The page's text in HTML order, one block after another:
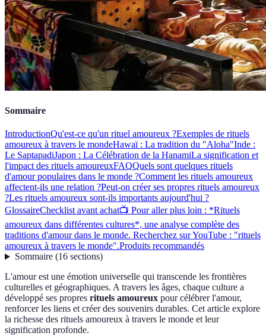
Sommaire
IntroductionQu'est-ce qu'un rituel amoureux ?Exemples de rituels
amoureux à travers le mondeHawaï : La tradition du "Aloha"Inde :
Le SaptapadiJapon : La Célébration de la HanamiLa signification et
l'impact des rituels amoureuxFAQQuels sont quelques rituels
d'amour populaires dans le monde ?Comment les rituels amoureux
affectent-ils une relation ?Peut-on créer ses propres rituels amoureux
?Les rituels amoureux sont-ils importants aujourd'hui ?
GlossaireChecklist avant achat📺 Pour aller plus loin : *Rituels
amoureux dans différentes cultures*, une analyse complète des
traditions d'amour dans le monde. Recherchez sur YouTube : "rituels
amoureux à travers le monde".Produits recommandés
Sommaire(16 sections)
L'amour est une émotion universelle qui transcende les frontières
culturelles et géographiques. A travers les âges, chaque culture a
développé ses propres rituels amoureux pour célébrer l'amour,
renforcer les liens et créer des souvenirs durables. Cet article explore
la richesse des rituels amoureux à travers le monde et leur
signification profonde.